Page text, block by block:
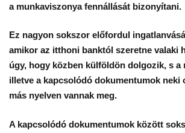
a munkaviszonya fennállását bizonyítani.
Ez nagyon sokszor előfordul
amikor az itthoni banktól szeretne valaki
úgy, hogy közben külföldön dolgozik, s a
illetve a kapcsolódó dokumentumok neki
más nyelven vannak meg.
A kapcsolódó dokumentumok között